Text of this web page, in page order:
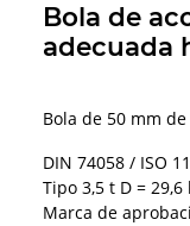
Bola de
adecuada
Bola de 50 mm
DIN 74058 / ISO
Tipo 3,5 t D = 29,6
Marca de